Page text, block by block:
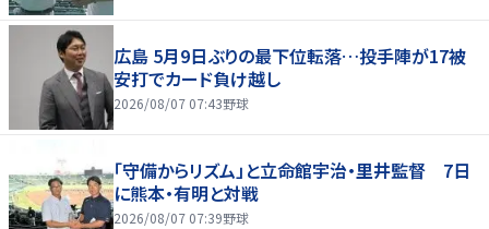
広島 5月9日ぶりの最下位転落…投手陣が17被
安打でカード負け越し
2026/08/07 07:43野球
「守備からリズム」と立命館宇治・里井監督 7日
に熊本・有明と対戦
2026/08/07 07:39野球